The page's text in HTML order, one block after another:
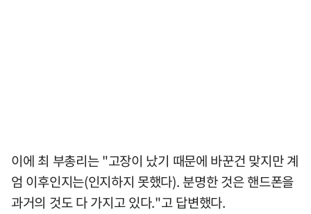
이에 최 부총리는 "고장이 났기 때문에 바꾼건 맞지만 계
엄 이후인지는(인지하지 못했다). 분명한 것은 핸드폰을
과거의 것도 다 가지고 있다."고 답변했다.